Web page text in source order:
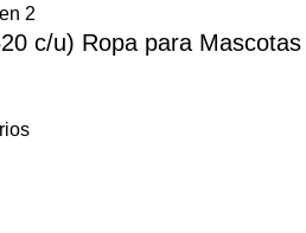
c/u) Ropa para Mascotas